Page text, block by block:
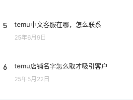
5 temu中文客服在哪，怎么联系
25年6月9日
6 temu店铺名字怎么取才吸引客户
25年5月22日